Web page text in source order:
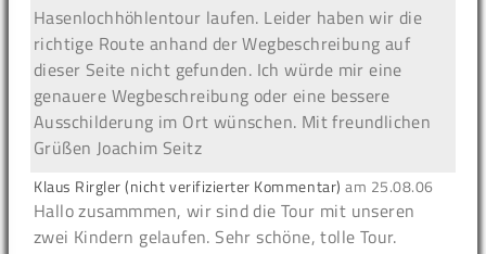
Hasenlochhöhlentour laufen. Leider haben wir die
richtige Route anhand der Wegbeschreibung auf
dieser Seite nicht gefunden. Ich würde mir eine
genauere Wegbeschreibung oder eine bessere
Ausschilderung im Ort wünschen. Mit freundlichen
Grüßen Joachim Seitz
Klaus Rirgler (nicht verifizierter Kommentar) am 25.08.06
Hallo zusammmen, wir sind die Tour mit unseren
zwei Kindern gelaufen. Sehr schöne, tolle Tour.